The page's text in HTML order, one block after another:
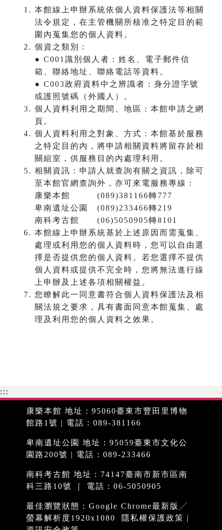
本館線上申辦系統依個人資料保護法等相關
法令規定，在主管機關所核准之特定目的範
圍內蒐集您的個人資料。
個資之類別：
● C001識別個人者：姓名、電子郵件信
箱、聯絡地址、聯絡電話等資料。
● C003政府資料中之辨識者：身分證字號
或護照號碼（外國人）。
個人資料利用之期間、地區：本館申請之網
頁。
個人資料利用之對象、方式：本館基於服務
之特定目的內，將申請相關資料將留存於相
關組室，供服務目的內處理利用。
相關資訊：申請人就查詢有關之資訊，除可
至本館官網查詢外，亦可來電服務專線：
康樂本館 (089)381166轉777
卑南遺址公園 (089)233466轉219
南科考古館 (06)5050905轉8101
本館線上申辦系統基於上述原因而需蒐集、
處理或利用您的個人資料時，您可以自由選
擇是否提供您的個人資料。若您選擇不提供
個人資料或提供不完全時，您將無法進行線
上申辦及上述各項相關權益。
您瞭解此一同意書符合個人資料保護法及相
關法規之要求，具有書面同意本館蒐集、處
理及利用您的個人資料之效果。
:::
康樂本館 地址：95060臺東市豐田里博物
館路1號 | 電話：089-381166
卑南遺址公園 地址：95059臺東市文化公
園路200號 | 電話：089-233466
南科考古館 地址：74147臺南市新市區南
科三路10號 ｜ 電話：06-5050905
最佳瀏覽狀態：Google Chrome最新版╱
螢幕解析度1920x1080
隱私權保護政策 |